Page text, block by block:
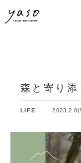
森と寄り
LIFE